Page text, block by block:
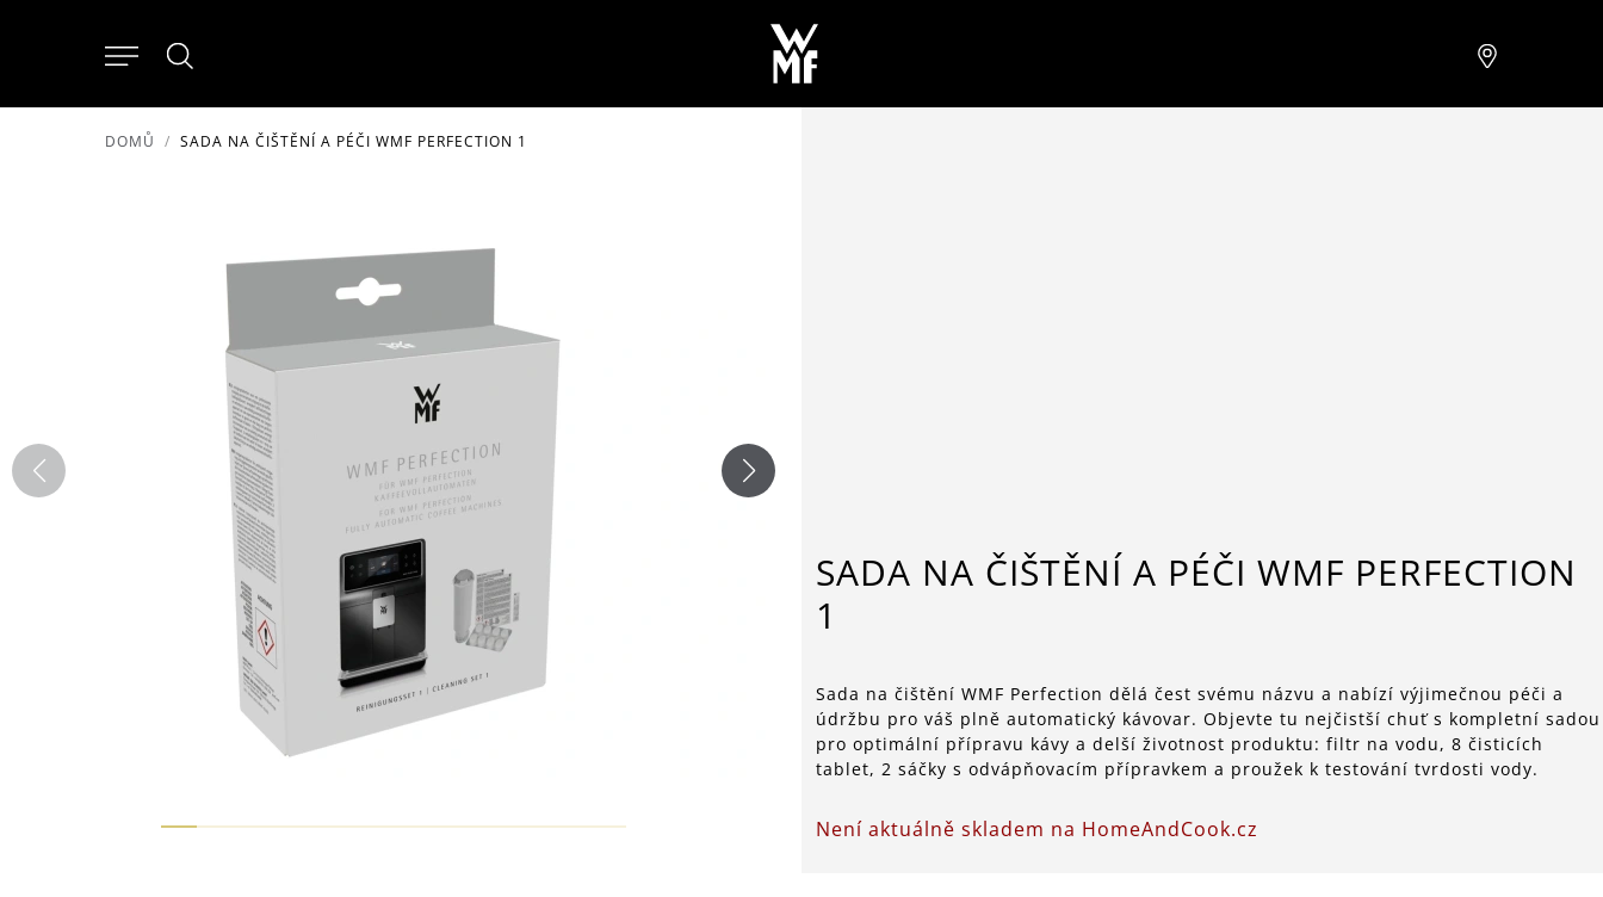
DOMŮ SADA NA ČIŠTĚNÍ A PÉČI WMF PERFECTION 1
SADA NA ČIŠTĚNÍ A PÉČI WMF PERFECTION
1
Sada na čištění WMF Perfection dělá čest svému názvu a nabízí výjimečnou péči a
údržbu pro váš plně automatický kávovar. Objevte tu nejčistší chuť s kompletní sadou
pro optimální přípravu kávy a delší životnost produktu: filtr na vodu, 8 čisticích
tablet, 2 sáčky s odvápňovacím přípravkem a proužek k testování tvrdosti vody.
Není aktuálně skladem na HomeAndCook.cz